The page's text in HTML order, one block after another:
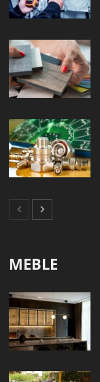
MEBLE